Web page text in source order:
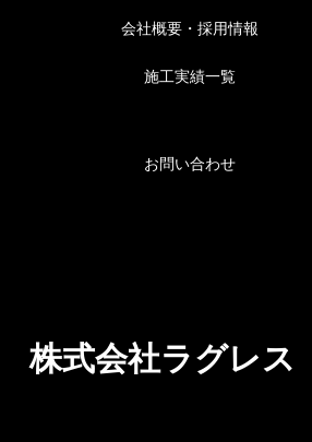
会社概要・採用情報
施工実績一覧
お問い合わせ
株式会社ラグレス